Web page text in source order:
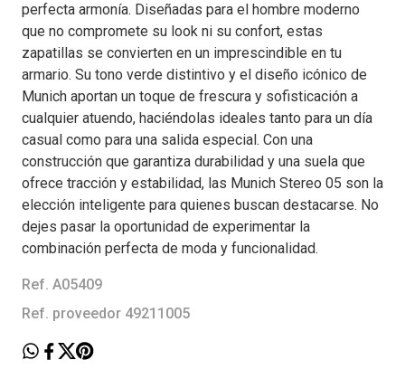
perfecta armonía. Diseñadas para el hombre moderno
que no compromete su look ni su confort, estas
zapatillas se convierten en un imprescindible en tu
armario. Su tono verde distintivo y el diseño icónico de
Munich aportan un toque de frescura y sofisticación a
cualquier atuendo, haciéndolas ideales tanto para un día
casual como para una salida especial. Con una
construcción que garantiza durabilidad y una suela que
ofrece tracción y estabilidad, las Munich Stereo 05 son la
elección inteligente para quienes buscan destacarse. No
dejes pasar la oportunidad de experimentar la
combinación perfecta de moda y funcionalidad.
Ref. A05409
Ref. proveedor 49211005